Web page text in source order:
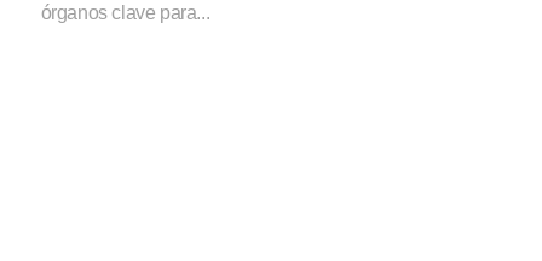
órganos clave para...